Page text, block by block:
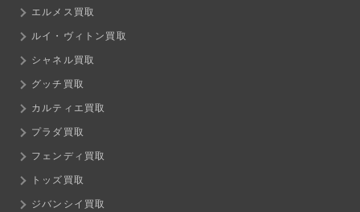
エルメス買取
ルイ・ヴィトン買取
シャネル買取
グッチ買取
カルティエ買取
プラダ買取
フェンディ買取
トッズ買取
ジバンシイ買取